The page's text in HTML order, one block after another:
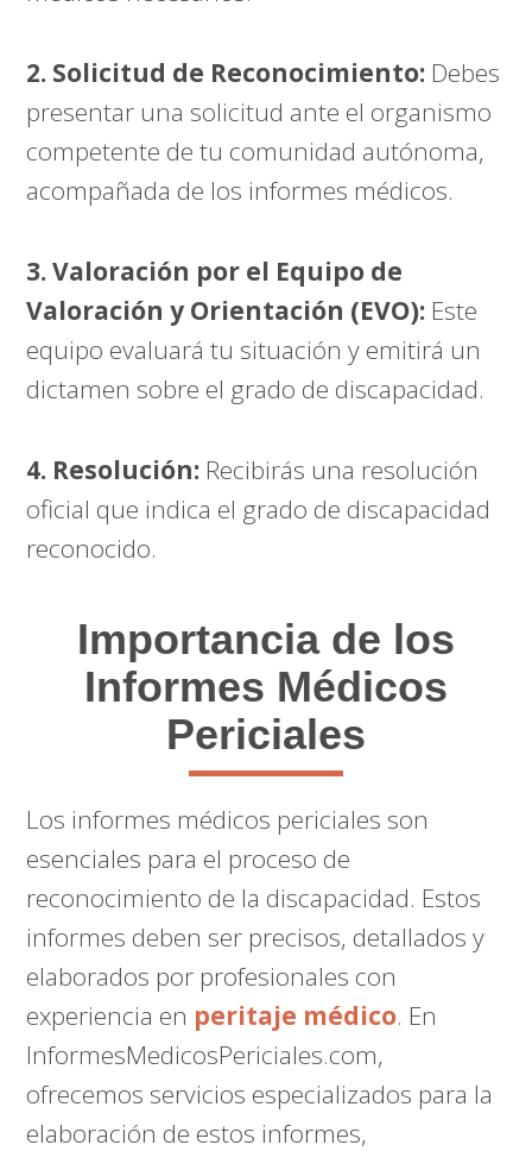
2. Solicitud de Reconocimiento: Debes
presentar una solicitud ante el organismo
competente de tu comunidad autónoma,
acompañada de los informes médicos.
3. Valoración por el Equipo de
Valoración y Orientación (EVO): Este
equipo evaluará tu situación y emitirá un
dictamen sobre el grado de discapacidad.
4. Resolución: Recibirás una resolución
oficial que indica el grado de discapacidad
reconocido.
Importancia de los
Informes Médicos
Periciales
Los informes médicos periciales son
esenciales para el proceso de
reconocimiento de la discapacidad. Estos
informes deben ser precisos, detallados y
elaborados por profesionales con
experiencia en peritaje médico. En
InformesMedicosPericiales.com,
ofrecemos servicios especializados para la
elaboración de estos informes,